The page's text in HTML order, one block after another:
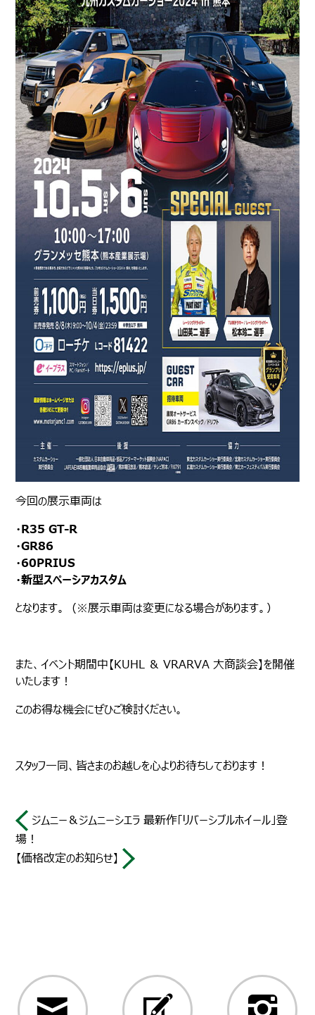
今回の展示車両は
・R35 GT-R
・GR86
・60PRIUS
・新型スペーシアカスタム
となります。（※展示車両は変更になる場合があります。）
また、イベント期間中【KUHL ＆ VRARVA 大商談会】を開催
いたします！
このお得な機会にぜひご検討ください。
スタッフ一同、皆さまのお越しを心よりお待ちしております！
ジムニー＆ジムニーシエラ 最新作「リバーシブルホイール」登
場！
【価格改定のお知らせ】